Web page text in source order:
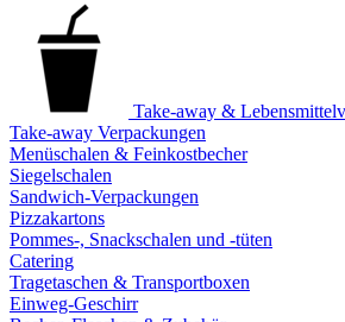
Take-away &
Take-away Verpackungen
Menüschalen & Feinkostbecher
Siegelschalen
Sandwich-Verpackungen
Pizzakartons
Pommes-, Snackschalen und -tüten
Catering
Tragetaschen & Transportboxen
Einweg-Geschirr